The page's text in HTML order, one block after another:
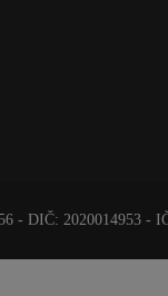
- DIČ: 2020014953 -